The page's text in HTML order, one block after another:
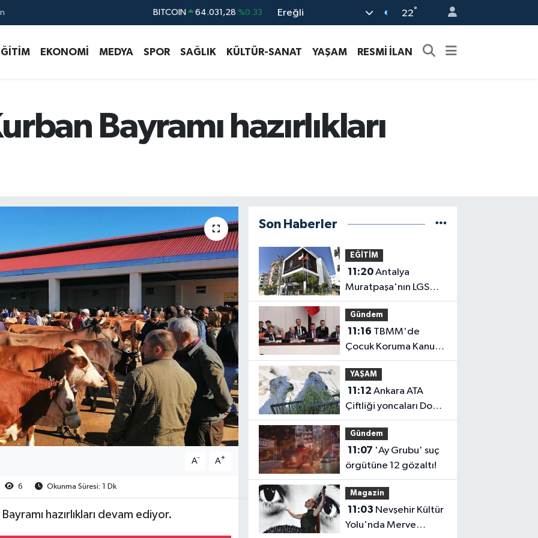
BITCOIN 64.031,28 %0.33
EURO 54,8942 %0.19
13.688
Ereğli 22°
EKONOMİ MEDYA SPOR SAĞLIK KÜLTÜR-SANAT YAŞAM RESMİ İLAN
Bayramı hazırlıkları
A- A+
6 Okunma Süresi: 1 Dk
hazırlıkları devam ediyor.
Son Haberler
EĞİTİM
11:20Antalya
Muratpaşa'nın LGS
başarısı
Gündem
11:16
Çocuk Koruma Kanunu
teklifinin ilk
görüşmeleri
tamamlandı
YAŞAM
11:12 Ankara ATA
Çiftliği yoncaları Doğal
Yaşam Parkı'na
ulaştırıldı
Gündem
11:07
örgütüne 12 gözaltı!
Magazin
11:03
Yolu'nda Merve